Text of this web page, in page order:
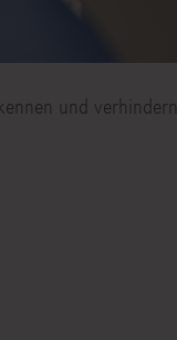
und verhindern